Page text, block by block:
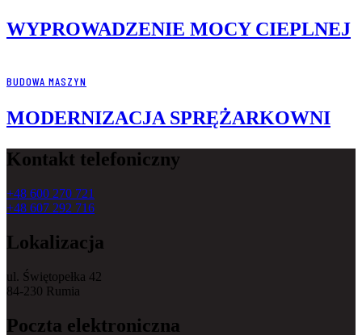
WYPROWADZENIE MOCY CIEPLNEJ
BUDOWA MASZYN
MODERNIZACJA SPRĘŻARKOWNI
Kontakt telefoniczny
+48 600 270 721
+48 607 292 716
Lokalizacja
ul. Świętopełka 42
84-230 Rumia
Poczta elektroniczna